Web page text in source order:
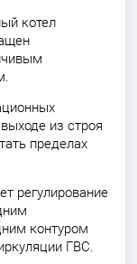
котел
из строя
пределах
регулирование
контуром
ГВС.